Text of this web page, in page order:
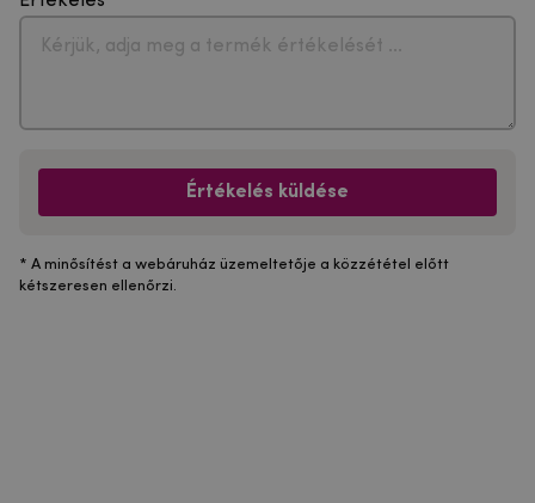
Értékelés küldése
* A minősítést a webáruház üzemeltetője a közzététel előtt
kétszeresen ellenőrzi.